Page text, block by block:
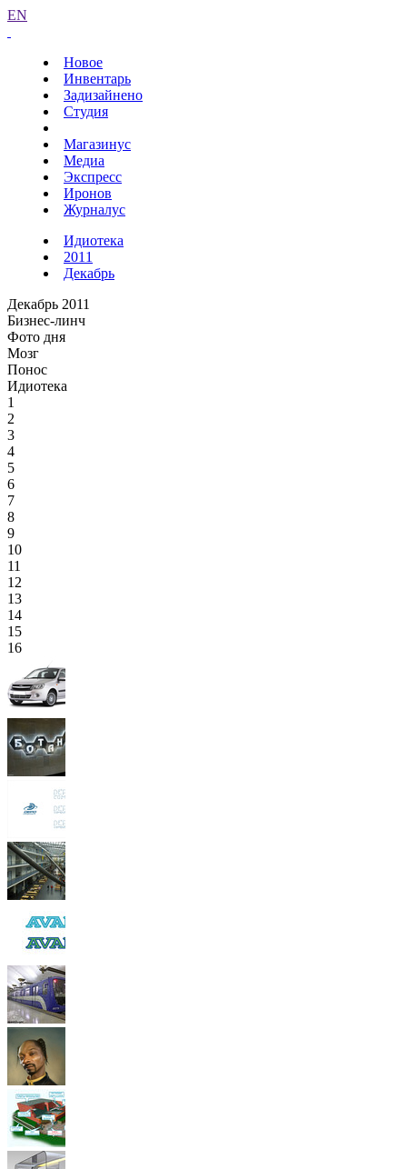
EN
Новое
Инвентарь
Задизайнено
Студия
Магазинус
Медиа
Экспресс
Иронов
Журналус
Идиотека
2011
Декабрь
Декабрь 2011
Бизнес-линч
Фото дня
Мозг
Понос
Идиотека
1
2
3
4
5
6
7
8
9
10
11
12
13
14
15
16